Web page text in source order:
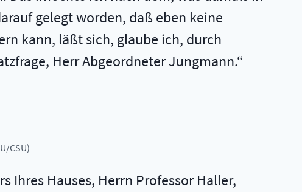
gelegt worden, daß eben keine
kann, läßt sich, glaube ich, durch
Herr Abgeordneter Jungmann.
CSU)
Ihres Hauses, Herrn Professor Haller,